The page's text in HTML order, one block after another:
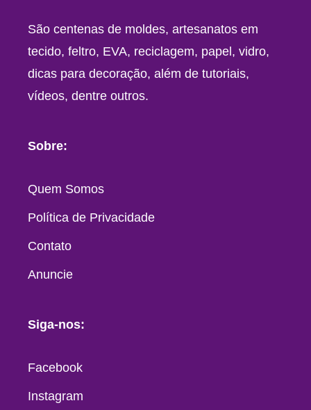
São centenas de moldes, artesanatos em
tecido, feltro, EVA, reciclagem, papel, vidro,
dicas para decoração, além de tutoriais,
vídeos, dentre outros.
Sobre:
Quem Somos
Política de Privacidade
Contato
Anuncie
Siga-nos:
Facebook
Instagram